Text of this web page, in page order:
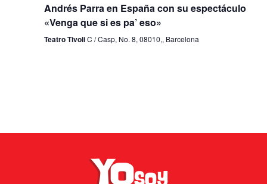
Andrés Parra en España con su espectáculo
«Venga que si es pa’ eso»
Teatro TivoliC / Casp, No. 8, 08010,, Barcelona